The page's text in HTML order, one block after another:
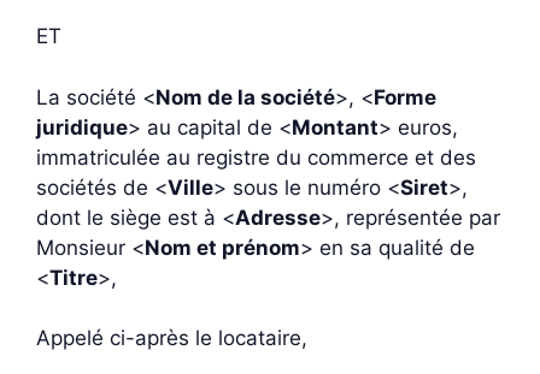
ET
La société <Nom de la société>, <Forme
juridique> au capital de <Montant> euros,
immatriculée au registre du commerce et des
sociétés de <Ville> sous le numéro <Siret>,
dont le siège est à <Adresse>, représentée par
Monsieur <Nom et prénom> en sa qualité de
<Titre>,
Appelé ci-après le locataire,